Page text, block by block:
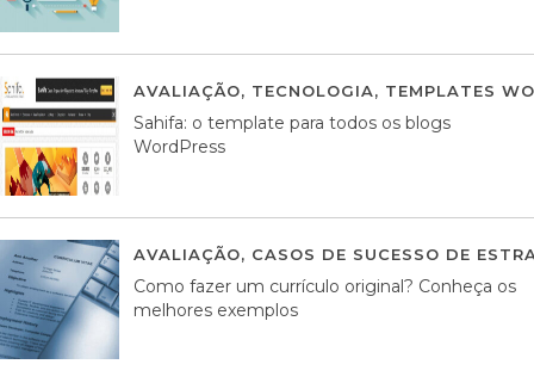
AVALIAÇÃO, TECNOLOGIA, TEMPLATES
Sahifa: o template para todos os blogs
WordPress
AVALIAÇÃO, CASOS DE SUCESSO DE
Como fazer um currículo original? Conheça os
melhores exemplos